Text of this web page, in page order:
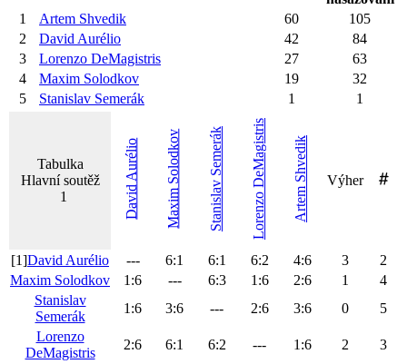
1
Artem Shvedik 60
105
2
David Aurélio 42
84
3
Lorenzo DeMagistris 27
63
4
Maxim Solodkov 19
32
5
Stanislav Semerák 1 1
Tabulka
Hlavní soutěž
1
David
Aurélio
Maxim
Solodkov
Stanislav
Semerák
Lorenzo
DeMagistris
Artem
Shvedik Výher
[1]David Aurélio --- 6:1 6:1 6:2 4:6 3
2
Maxim Solodkov 1 :6 --- 6:3 1 :6 2:6 1
4
Stanislav
Semerák
1 :6 3:6 --- 2:6 3:6 0
5
Lorenzo
DeMagistris
2:6 6:1 6:2 --- 1 :6 2
3